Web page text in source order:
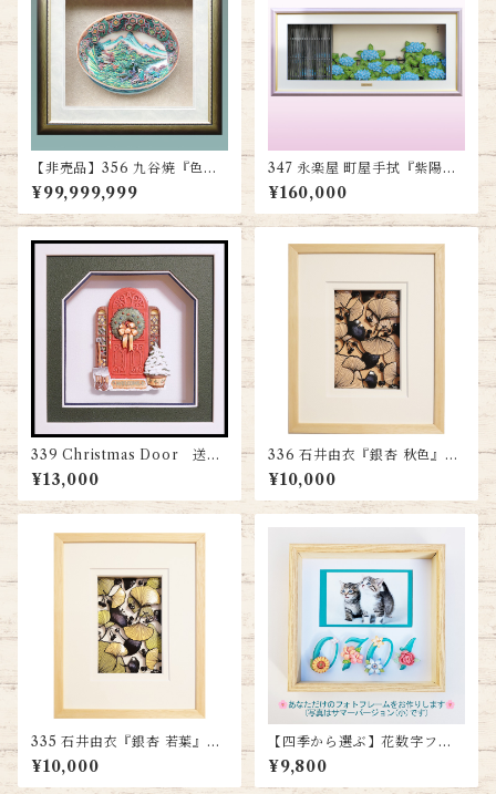
【非売品】356 九谷焼『色絵
楼閣山水図鉢』
¥99,999,999
347 永楽屋 町屋手拭『紫陽花
とカタツムリ』 送料無料
¥160,000
339 Christmas Door 送料
無料
¥13,000
336 石井由衣『銀杏 秋色』
送料無料
¥10,000
335 石井由衣『銀杏 若葉』
送料無料
¥10,000
【四季から選ぶ】花数字フォ
トフレーム（スモールサイ
ズ）
¥9,800